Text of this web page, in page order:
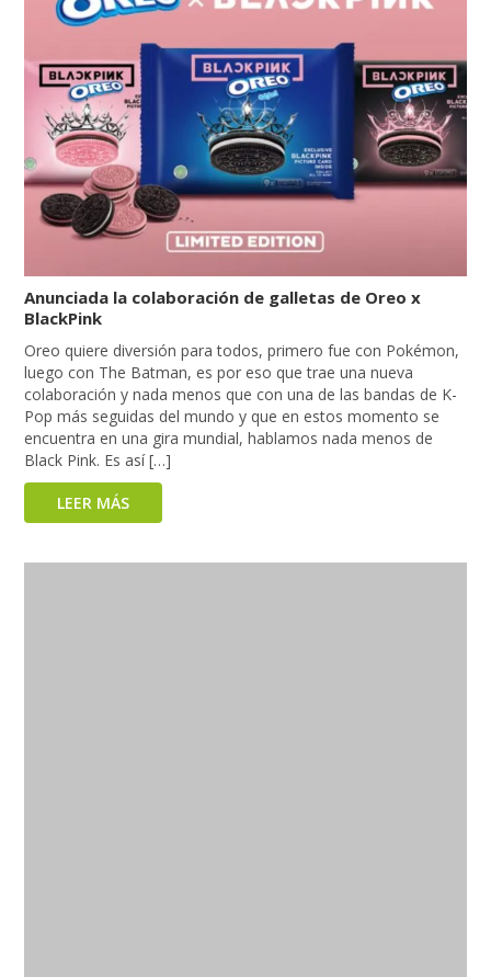
Anunciada la colaboración de galletas de Oreo x
BlackPink
Oreo quiere diversión para todos, primero fue con Pokémon,
luego con The Batman, es por eso que trae una nueva
colaboración y nada menos que con una de las bandas de K-
Pop más seguidas del mundo y que en estos momento se
encuentra en una gira mundial, hablamos nada menos de
Black Pink. Es así […]
LEER MÁS